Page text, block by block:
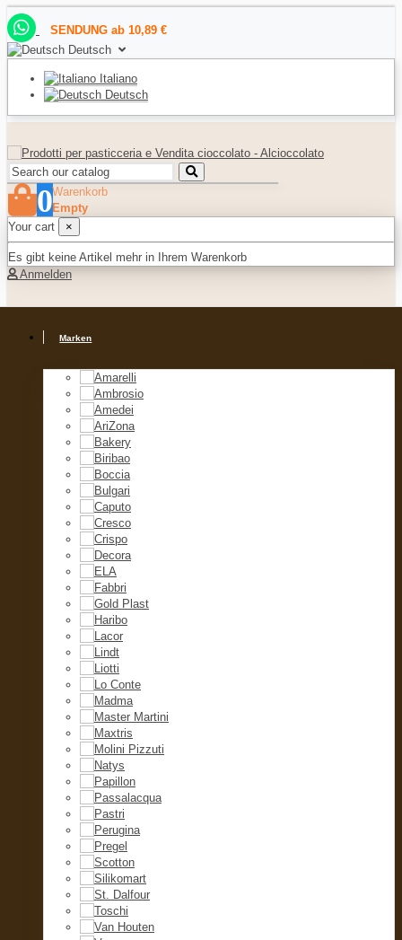
SENDUNG ab 10,89 €
Deutsch
Italiano
Deutsch
0Warenkorb
Empty
Your cart
×
Es gibt keine Artikel mehr in Ihrem Warenkorb
Anmelden
Marken